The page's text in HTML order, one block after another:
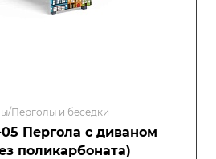
Перголы и беседки
Пергола с диваном
поликарбоната)